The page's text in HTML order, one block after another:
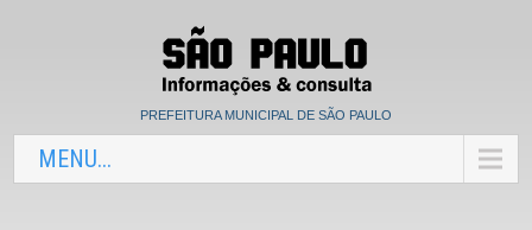
PREFEITURA MUNICIPAL DE SÃO PAULO
MENU...